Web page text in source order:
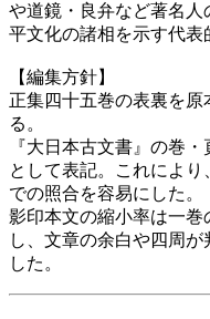
や道鏡・良弁など著名
平文化の諸相を示す代表
【編集方針】
正集四十五巻の表裏を
る。
『大日本古文書』の巻
として表記。これにより
での照合を容易にした。
影印本文の縮小率は一
し、文章の余白や四周
した。